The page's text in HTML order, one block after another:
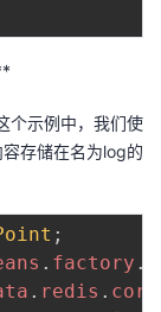
个示例中，我们使
存储在名为log的
;
. factory .
. redis . core